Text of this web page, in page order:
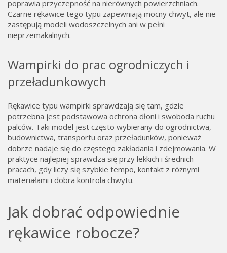
poprawia przyczepność na nierównych powierzchniach.
Czarne rękawice tego typu zapewniają mocny chwyt, ale nie
zastępują modeli wodoszczelnych ani w pełni
nieprzemakalnych.
Wampirki do prac ogrodniczych i
przeładunkowych
Rękawice typu wampirki sprawdzają się tam, gdzie
potrzebna jest podstawowa ochrona dłoni i swoboda ruchu
palców. Taki model jest często wybierany do ogrodnictwa,
budownictwa, transportu oraz przeładunków, ponieważ
dobrze nadaje się do częstego zakładania i zdejmowania. W
praktyce najlepiej sprawdza się przy lekkich i średnich
pracach, gdy liczy się szybkie tempo, kontakt z różnymi
materiałami i dobra kontrola chwytu.
Jak dobrać odpowiednie
rękawice robocze?